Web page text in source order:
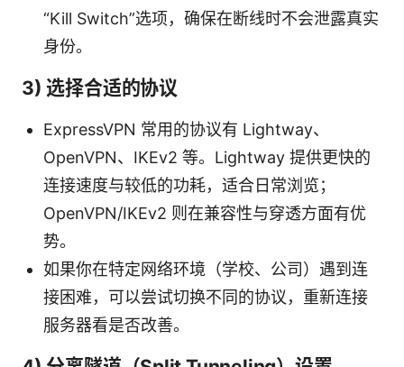
“Kill Switch”选项，确保在断线时不会泄露真实
身份。
3) 选择合适的协议
ExpressVPN 常用的协议有 Lightway、
OpenVPN、IKEv2 等。Lightway 提供更快的
连接速度与较低的功耗，适合日常浏览；
OpenVPN/IKEv2 则在兼容性与穿透方面有优
势。
如果你在特定网络环境（学校、公司）遇到连
接困难，可以尝试切换不同的协议，重新连接
服务器看是否改善。